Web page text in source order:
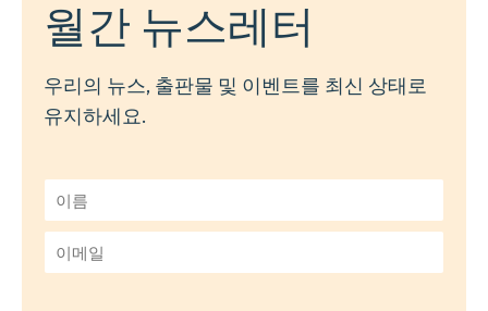
월간 뉴스레터
우리의 뉴스, 출판물 및 이벤트를 최신 상태로
유지하세요.
름
*
메